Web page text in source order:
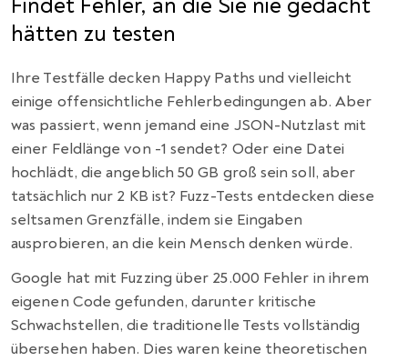
Findet Fehler, an die Sie nie gedacht
hätten zu testen
Ihre Testfälle decken Happy Paths und vielleicht
einige offensichtliche Fehlerbedingungen ab. Aber
was passiert, wenn jemand eine JSON-Nutzlast mit
einer Feldlänge von -1 sendet? Oder eine Datei
hochlädt, die angeblich 50 GB groß sein soll, aber
tatsächlich nur 2 KB ist? Fuzz-Tests entdecken diese
seltsamen Grenzfälle, indem sie Eingaben
ausprobieren, an die kein Mensch denken würde.
Google hat mit Fuzzing über 25.000 Fehler in ihrem
eigenen Code gefunden, darunter kritische
Schwachstellen, die traditionelle Tests vollständig
übersehen haben. Dies waren keine theoretischen